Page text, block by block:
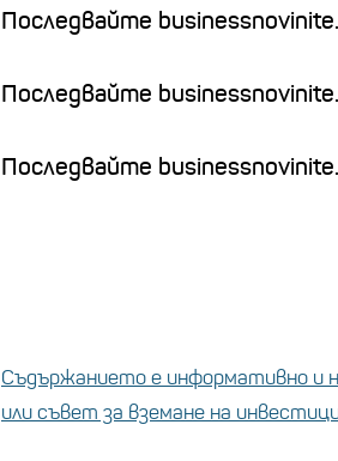
Последвайте
Последвайте
Последвайте
Съдържанието е информативно и
или съвет за вземане на